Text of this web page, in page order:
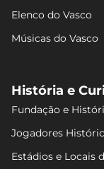
Elenco do Vasco
Músicas do Vasco
História e
Fundação e
Jogadores
Estádios e Locais